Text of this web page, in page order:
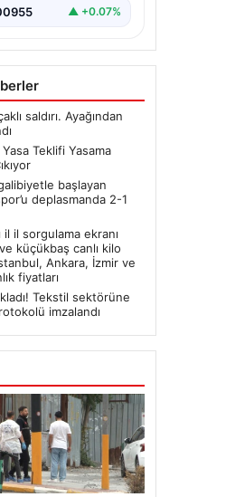
▲ +0.07%
saldırı. Ayağından
Teklifi Yasama
başlayan
deplasmanda 2-1
il il sorgulama ekranı
küçükbaş canlı kilo
Ankara, İzmir ve
fiyatları
Tekstil sektörüne
imzalandı